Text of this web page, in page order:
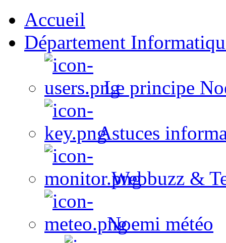
Accueil
Département
Le principe
Astuces
Webbuzz &
Noemi météo